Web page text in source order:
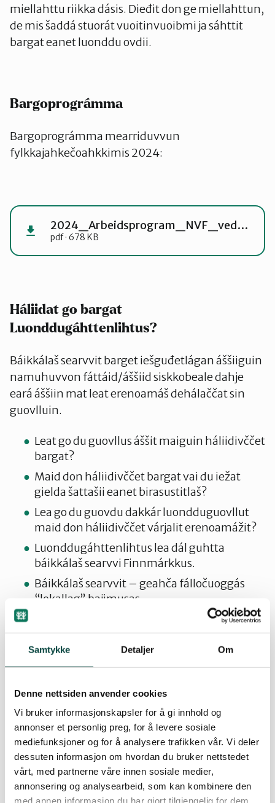
Samtykke Detaljer Om
Denne nettsiden anvender cookies
Vi bruker informasjonskapsler for å gi innhold og
annonser et personlig preg, for å levere sosiale
mediefunksjoner og for å analysere trafikken vår. Vi deler
dessuten informasjon om hvordan du bruker nettstedet
vårt, med partnerne våre innen sosiale medier,
annonsering og analysearbeid, som kan kombinere den
med annen informasjon du har gjort tilgjengelig for dem,
miellahttu riikka dásis. Dieđit don ge miellahttun,
de mis šaddá stuorát vuoitinvuoibmi ja sáhttit
bargat eanet luonddu ovdii.
Bargoprográmma
Bargoprográmma mearriduvvun
fylkkajahkečoahkkimis 2024:
2024_Arbeidsprogram_NVF_vedtatt_2004_2024
pdf · 678 KB
Háliidat go bargat
Luonddugáhttenlihtus?
Báikkálaš searvvit barget iešguđetlágan áššiiguin
namuhuvvon fáttáid/áššiid siskkobeale dahje
eará áššiin mat leat erenoamáš dehálaččat sin
guovlluin.
Leat go du guovllus áššit maiguin háliidivččet
bargat?
Maid don háliidivččet bargat vai du iežat
gielda šattašii eanet birasustitlaš?
Lea go du guovdu dakkár luondduguovllut
maid don háliidivččet várjalit erenoamážit?
Luonddugáhttenlihtus lea dál guhtta
báikkálaš searvvi Finnmárkkus.
Báikkálaš searvvit – geahča fálločuoggás
“lokallag” bajimusas
Dagat erohusa –
– searvva miellahttun
Luonddugáhttensearvái
Ii oktage sáhte dahkat buot, muhto juohkehaš
sáhttá dahkat juoidá. Lea máŋga vuogi mo don